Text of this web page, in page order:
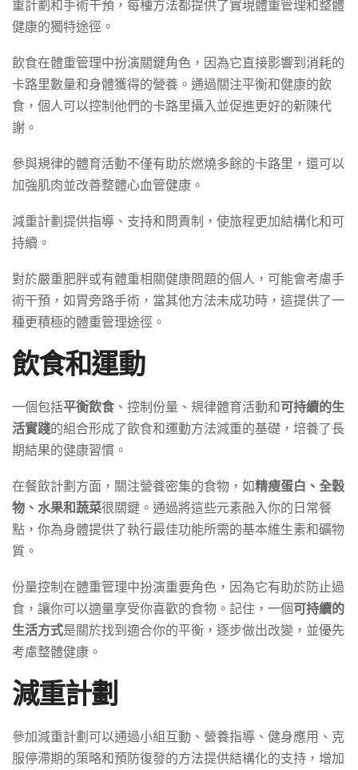
重計劃和手術干預，每種方法都提供了實現體重管理和整體
健康的獨特途徑。
飲食在體重管理中扮演關鍵角色，因為它直接影響到消耗的
卡路里數量和身體獲得的營養。通過關注平衡和健康的飲
食，個人可以控制他們的卡路里攝入並促進更好的新陳代
謝。
參與規律的體育活動不僅有助於燃燒多餘的卡路里，還可以
加強肌肉並改善整體心血管健康。
減重計劃提供指導、支持和問責制，使旅程更加結構化和可
持續。
對於嚴重肥胖或有體重相關健康問題的個人，可能會考慮手
術干預，如胃旁路手術，當其他方法未成功時，這提供了一
種更積極的體重管理途徑。
飲食和運動
一個包括平衡飲食 、控制份量、規律體育活動和可持續的生
活實踐的組合形成了飲食和運動方法減重的基礎，培養了長
期結果的健康習慣。
在餐飲計劃方面，關注營養密集的食物，如精瘦蛋白、全穀
物、水果和蔬菜很關鍵。通過將這些元素融入你的日常餐
點，你為身體提供了執行最佳功能所需的基本維生素和礦物
質。
份量控制在體重管理中扮演重要角色，因為它有助於防止過
食，讓你可以適量享受你喜歡的食物。記住，一個可持續的
生活方式是關於找到適合你的平衡，逐步做出改變，並優先
考慮整體健康。
減重計劃
參加減重計劃可以通過小組互動、營養指導、健身應用、克
服停滯期的策略和預防復發的方法提供結構化的支持，增加